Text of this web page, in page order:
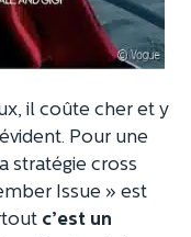
il coûte cher et y
Pour une
stratégie cross
Issue » est
c’est un